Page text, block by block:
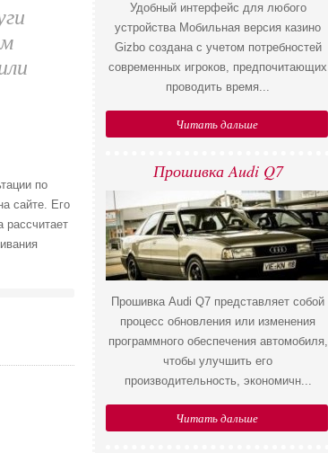
по
сайте. Его
рассчитает
Удобный интерфейс для любого
устройства Мобильная версия казино
Gizbo создана с учетом потребностей
современных игроков, предпочитающих
проводить время...
Читать дальше
​Прошивка Audi Q7
Прошивка Audi Q7 представляет собой
процесс обновления или изменения
программного обеспечения автомобиля,
чтобы улучшить его
производительность, экономичн...
Читать дальше